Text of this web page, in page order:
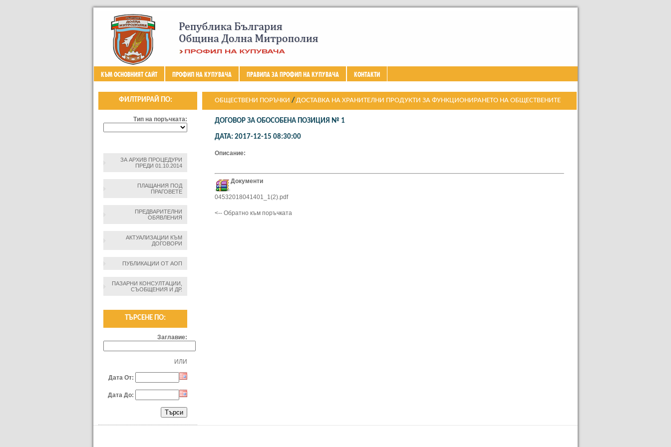
КЪМ ОСНОВНИЯТ САЙТ ПРОФИЛ НА КУПУВАЧА ПРАВИЛА ЗА ПРОФИЛ НА КУПУВАЧА КОНТАКТИ
ФИЛТРИРАЙ ПО:
Тип на поръчката:
ЗА АРХИВ ПРОЦЕДУРИ
ПРЕДИ 01.10.2014
ПЛАЩАНИЯ ПОД
ПРАГОВЕТЕ
ПРЕДВАРИТЕЛНИ
ОБЯВЛЕНИЯ
АКТУАЛИЗАЦИИ КЪМ
ДОГОВОРИ
ПУБЛИКАЦИИ ОТ АОП
ПАЗАРНИ КОНСУЛТАЦИИ,
СЪОБЩЕНИЯ И ДР.
ТЪРСЕНЕ ПО:
Заглавие:
ИЛИ
Дата От:
Дата До:
ОБЩЕСТВЕНИ ПОРЪЧКИ / ДОСТАВКА НА ХРАНИТЕЛНИ ПРОДУКТИ ЗА ФУНКЦИОНИРАНЕТО НА ОБЩЕСТВЕНИТЕ
„ОСИГУРЯВАНЕ НА ТОПЪЛ ОБЯД 2016-2019“ ПО ОПЕРАТИВНА ПРОГРАМА ЗА ХРАНИ И/ИЛИ ОСНОВНО
МАТЕРИАЛНО ПОДПОМАГ
ДОГОВОР ЗА ОБОСОБЕНА ПОЗИЦИЯ № 1
ДАТА: 2017-12-15 08:30:00
Описание:
Документи
04532018041401_1(2).pdf
<-- Обратно към поръчката